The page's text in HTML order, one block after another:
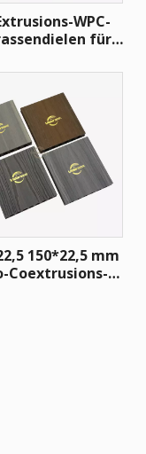
WPC-
für
150*22,5 mm
Coextrusions-